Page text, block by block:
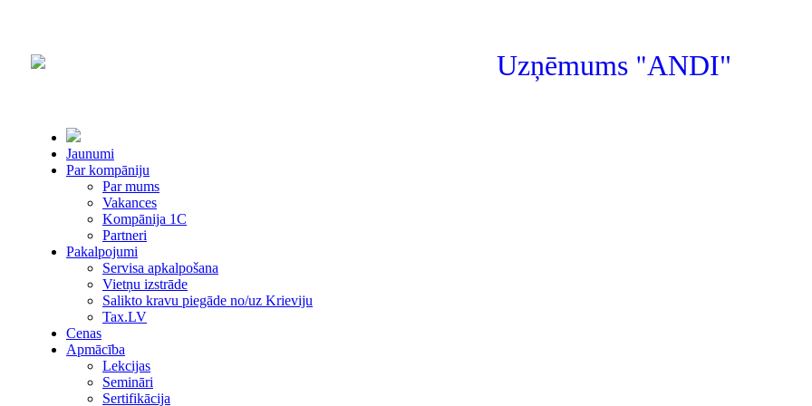
Uzņēmums"ANDI"
Jaunumi
Par kompāniju
Par mums
Vakances
Kompānija 1С
Partneri
Pakalpojumi
Servisa apkalpošana
Vietņu izstrāde
Salikto kravu piegāde no/uz Krieviju
Tax.LV
Cenas
Apmācība
Lekcijas
Semināri
Sertifikācija